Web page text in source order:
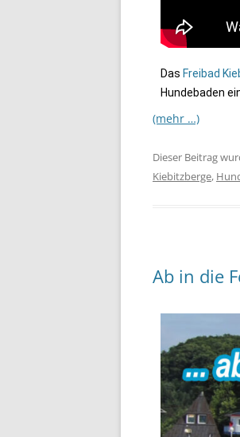
Das Freibad
Hundebaden
(mehr …)
Dieser Beitrag
Kiebitzberge,
Ab in die